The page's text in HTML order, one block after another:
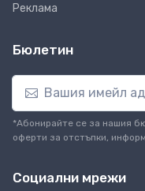
Реклама
Бюлетин
*Абонирайте се за нашия
оферти за отстъпки,
Социални мрежи